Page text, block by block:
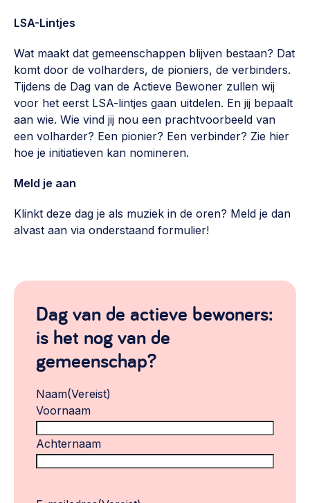
LSA-Lintjes
Wat maakt dat gemeenschappen blijven bestaan? Dat
komt door de volharders, de pioniers, de verbinders.
Tijdens de Dag van de Actieve Bewoner zullen wij
voor het eerst LSA-lintjes gaan uitdelen. En jij bepaalt
aan wie. Wie vind jij nou een prachtvoorbeeld van
een volharder? Een pionier? Een verbinder? Zie hier
hoe je initiatieven kan nomineren.
Meld je aan
Klinkt deze dag je als muziek in de oren? Meld je dan
alvast aan via onderstaand formulier!
Dag van de actieve bewoners:
is het nog van de
gemeenschap?
Naam(Vereist)
Voornaam
Achternaam